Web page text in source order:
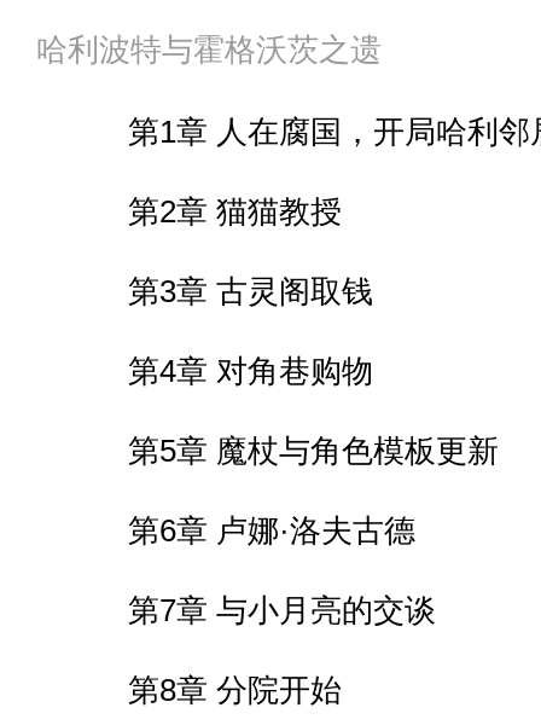
哈利波特与霍格沃茨之遗
第1章 人在腐国，开局哈利邻
第2章 猫猫教授
第3章 古灵阁取钱
第4章 对角巷购物
第5章 魔杖与角色模板更新
第6章 卢娜·洛夫古德
第7章 与小月亮的交谈
第8章 分院开始